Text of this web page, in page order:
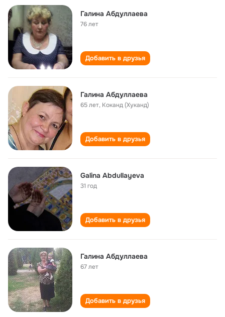
Галина Абдуллаева
76 лет
Добавить в друзья
Галина Абдуллаева
65 лет, Коканд (Хуканд)
Добавить в друзья
Galina Abdullayeva
31 год
Добавить в друзья
Галина Абдуллаева
67 лет
Добавить в друзья